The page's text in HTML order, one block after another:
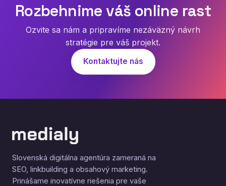
Rozbehnime váš online rast
Ozvite sa nám a pripravíme nezáväzný návrh
stratégie pre váš projekt.
Kontaktujte nás
Slovenská digitálna agentúra zameraná na
SEO, linkbuilding a obsahový marketing.
Prinášame inovatívne riešenia pre vaše